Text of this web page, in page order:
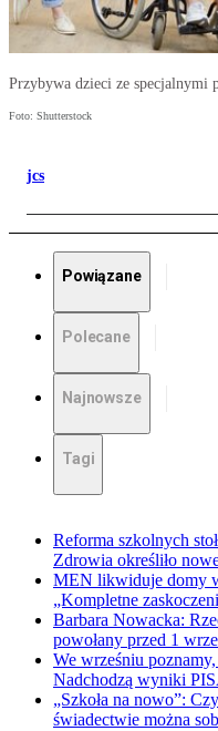
Przybywa dzieci ze specjalnymi
Foto: Shutterstock
jcs
Powiązane
Polecane
Najnowsze
Tagi
Reforma szkolnych
Zdrowia określiło
MEN likwiduje domy
„Kompletne
Barbara Nowacka:
powołany przed 1
We wrześniu
Nadchodzą wyniki
„Szkoła na nowo”:
świadectwie można